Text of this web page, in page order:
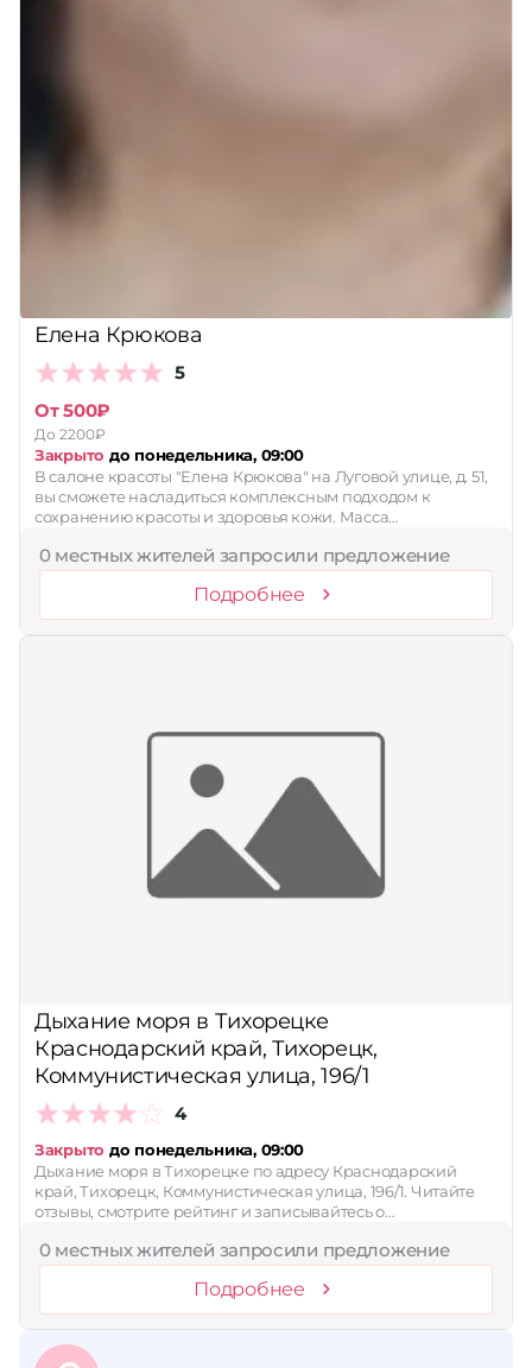
Елена Крюкова
5
От 500₽
До 2200₽
Закрыто до понедельника, 09:00
В салоне красоты "Елена Крюкова" на Луговой улице, д. 51,
вы сможете насладиться комплексным подходом к
сохранению красоты и здоровья кожи. Масса…
0 местных жителей запросили предложение
Подробнее
Дыхание моря в Тихорецке
Краснодарский край, Тихорецк,
Коммунистическая улица, 196/1
4
Закрыто до понедельника, 09:00
Дыхание моря в Тихорецке по адресу Краснодарский
край, Тихорецк, Коммунистическая улица, 196/1. Читайте
отзывы, смотрите рейтинг и записывайтесь о…
0 местных жителей запросили предложение
Подробнее